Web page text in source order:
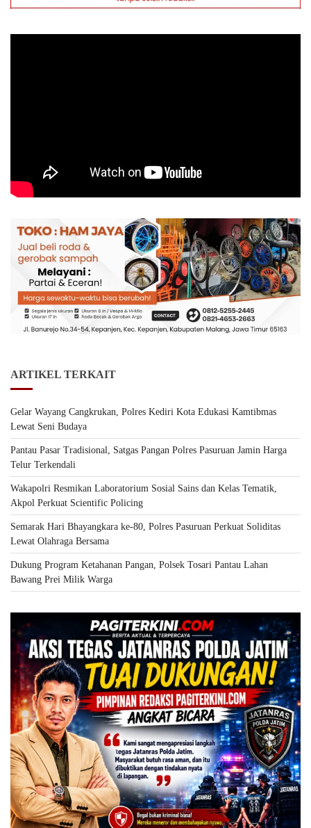
ARTIKEL TERKAIT
Gelar Wayang Cangkrukan, Polres Kediri Kota Edukasi Kamtibmas
Lewat Seni Budaya
Pantau Pasar Tradisional, Satgas Pangan Polres Pasuruan Jamin Harga
Telur Terkendali
Wakapolri Resmikan Laboratorium Sosial Sains dan Kelas Tematik,
Akpol Perkuat Scientific Policing
Semarak Hari Bhayangkara ke-80, Polres Pasuruan Perkuat Soliditas
Lewat Olahraga Bersama
Dukung Program Ketahanan Pangan, Polsek Tosari Pantau Lahan
Bawang Prei Milik Warga